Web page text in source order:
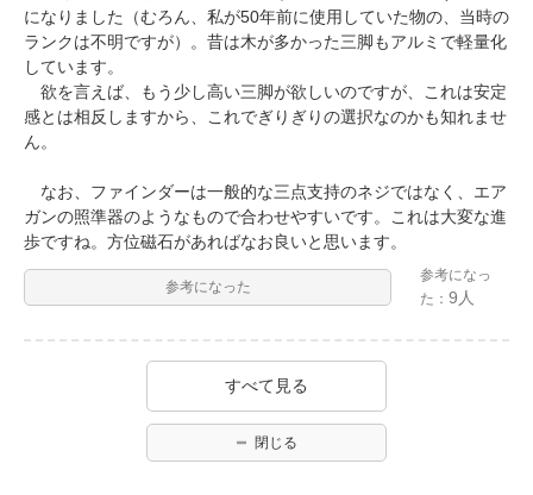
になりました（むろん、私が50年前に使用していた物の、当時の
ランクは不明ですが）。昔は木が多かった三脚もアルミで軽量化
しています。
欲を言えば、もう少し高い三脚が欲しいのですが、これは安定
感とは相反しますから、これでぎりぎりの選択なのかも知れませ
ん。
なお、ファインダーは一般的な三点支持のネジではなく、エア
ガンの照準器のようなもので合わせやすいです。これは大変な進
歩ですね。方位磁石があればなお良いと思います。
参考になった
参考になっ
た：9人
すべて見る
閉じる